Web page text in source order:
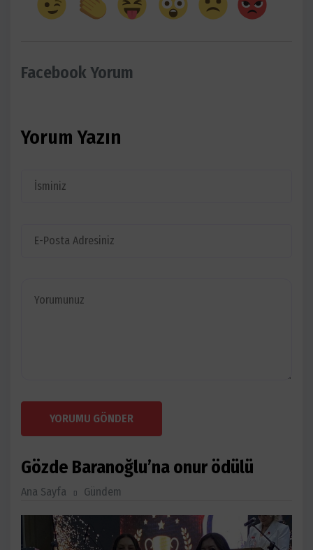
Facebook Yorum
Yorum Yazın
YORUMU GÖNDER
Gözde Baranoğlu’na onur ödülü
Ana Sayfa Gündem